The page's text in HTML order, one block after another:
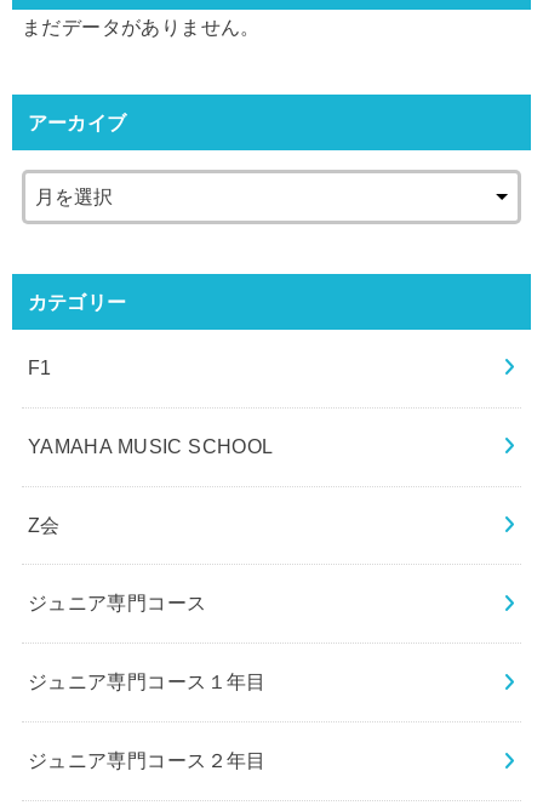
まだデータがありません。
アーカイブ
カテゴリー
F1
YAMAHA MUSIC SCHOOL
Z会
ジュニア専門コース
ジュニア専門コース１年目
ジュニア専門コース２年目